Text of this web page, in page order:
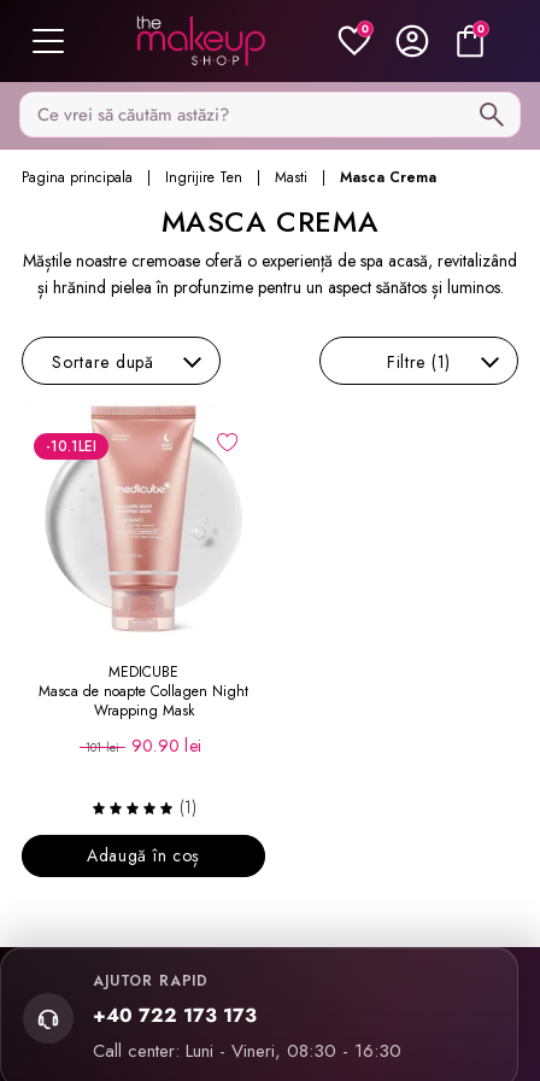
0 0
Caută pe MakeupShop
Pagina principala Ingrijire Ten Masti Masca Crema
MASCA CREMA
Măștile noastre cremoase oferă o experiență de spa acasă, revitalizând
și hrănind pielea în profunzime pentru un aspect sănătos și luminos.
Sortare după Filtre (1)
-10.1LEI
MEDICUBE
Masca de noapte Collagen Night
Wrapping Mask
101 lei 90.90 lei
(1)
Adaugă în coș
AJUTOR RAPID
+40 722 173 173
Call center: Luni - Vineri, 08:30 - 16:30